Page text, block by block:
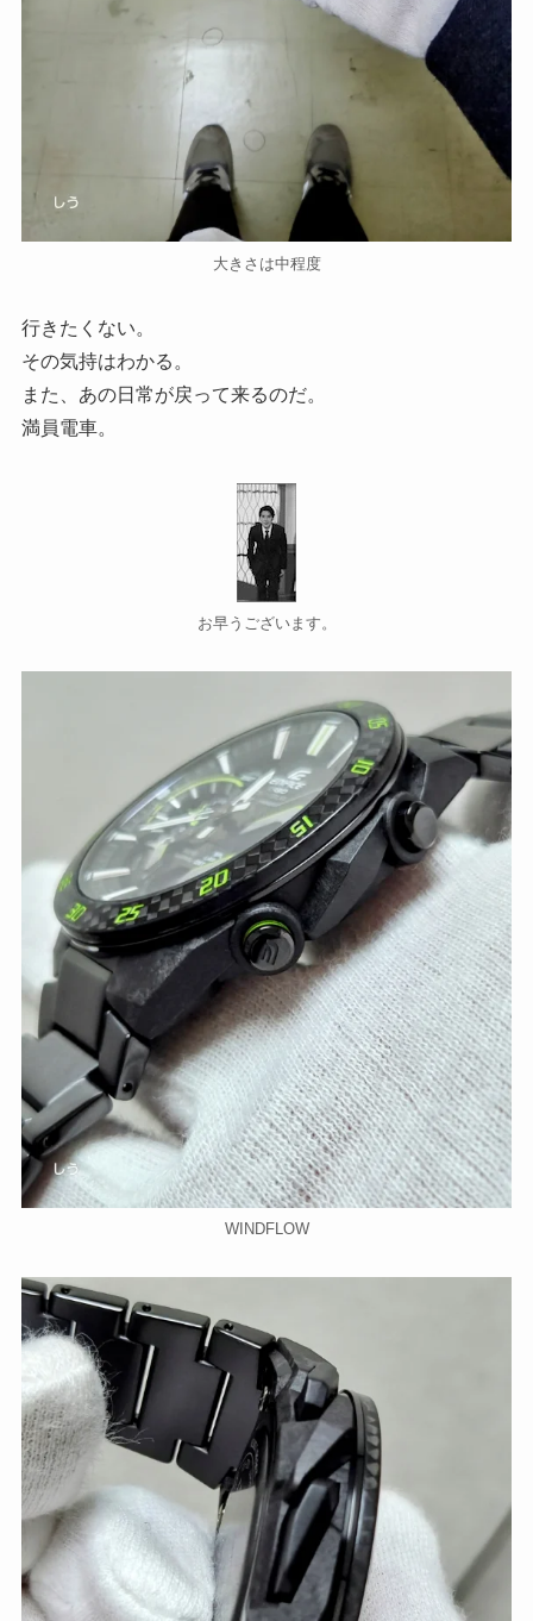
大きさは中程度
行きたくない。
その気持はわかる。
また、あの日常が戻って来るのだ。
満員電車。
お早うございます。
WINDFLOW